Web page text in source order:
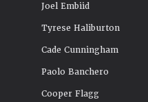
Joel Embiid
Tyrese Haliburton
Cade Cunningham
Paolo Banchero
Cooper Flagg